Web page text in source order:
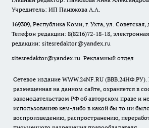
Учредитель: ИП Панюкова А.А.
169309, Республика Коми, г. Ухта, ул. Советская,
Телефон редакции: 8(8216)72-18-18,
редакции: sitesredaktor@yandex.ru
sitesredaktor@yandex.ru Рекламный отдел
Сетевое издание WWW.24NF.RU
размещенная на данном сайте, охраняется в
законодательством РФ об авторском праве и
использованию кем-либо в какой бы то ни
воспроизведению, распространению,